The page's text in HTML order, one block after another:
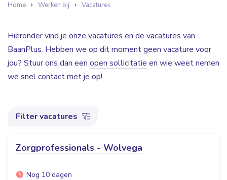
Home Werken bij Vacatures
Hieronder vind je onze vacatures en de vacatures van
BaanPlus. Hebben we op dit moment geen vacature voor
jou? Stuur ons dan een open sollicitatie en wie weet nemen
we snel contact met je op!
Filter vacatures
Zorgprofessionals - Wolvega
Nog 10 dagen